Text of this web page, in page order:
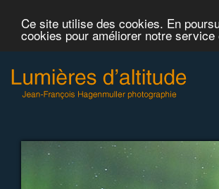
Ce site utilise des cookies. En
cookies pour améliorer notre